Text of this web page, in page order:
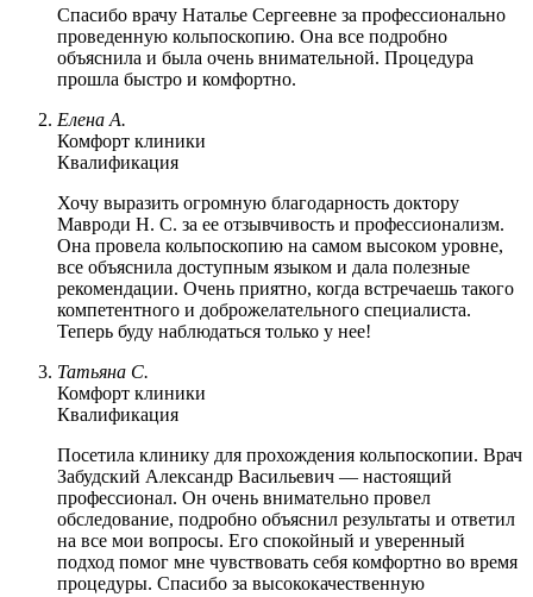
Спасибо врачу Наталье Сергеевне за профессионально
проведенную кольпоскопию. Она все подробно
объяснила и была очень внимательной. Процедура
прошла быстро и комфортно.
Елена А.
Комфорт клиники
Квалификация
Хочу выразить огромную благодарность доктору
Мавроди Н. С. за ее отзывчивость и профессионализм.
Она провела кольпоскопию на самом высоком уровне,
все объяснила доступным языком и дала полезные
рекомендации. Очень приятно, когда встречаешь такого
компетентного и доброжелательного специалиста.
Теперь буду наблюдаться только у нее!
Татьяна С.
Комфорт клиники
Квалификация
Посетила клинику для прохождения кольпоскопии. Врач
Забудский Александр Васильевич — настоящий
профессионал. Он очень внимательно провел
обследование, подробно объяснил результаты и ответил
на все мои вопросы. Его спокойный и уверенный
подход помог мне чувствовать себя комфортно во время
процедуры. Спасибо за высококачественную